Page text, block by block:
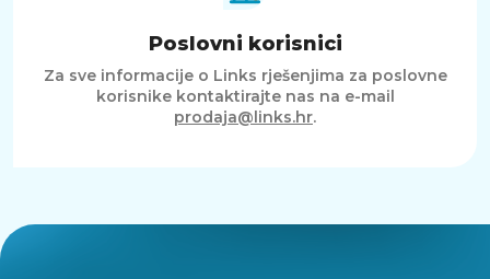
Poslovni korisnici
Za sve informacije o Links rješenjima za poslovne
korisnike kontaktirajte nas na e-mail
prodaja@links.hr.